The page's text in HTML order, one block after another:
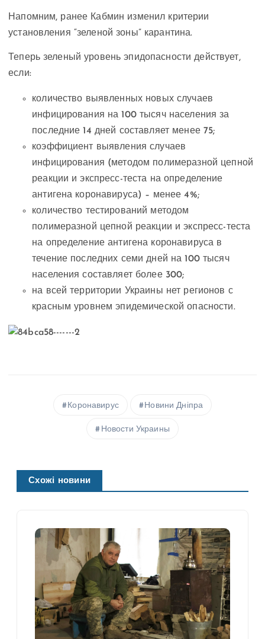
Напомним, ранее Кабмин изменил критерии
установления “зеленой зоны” карантина.
Теперь зеленый уровень эпидопасности действует,
если:
количество выявленных новых случаев
инфицирования на 100 тысяч населения за
последние 14 дней составляет менее 75;
коэффициент выявления случаев
инфицирования (методом полимеразной цепной
реакции и экспресс-теста на определение
антигена коронавируса) – менее 4%;
количество тестирований методом
полимеразной цепной реакции и экспресс-теста
на определение антигена коронавируса в
течение последних семи дней на 100 тысяч
населения составляет более 300;
на всей территории Украины нет регионов с
красным уровнем эпидемической опасности.
Коронавирус Новини Дніпра
Новости Украины
Схожі новини